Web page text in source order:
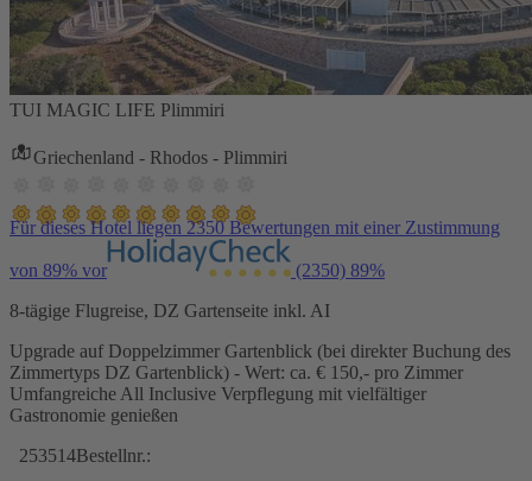
TUI MAGIC LIFE Plimmiri
Griechenland - Rhodos - Plimmiri
Für dieses Hotel liegen 2350 Bewertungen mit einer Zustimmung
von 89% vor (2350) 89%
8-tägige Flugreise, DZ Gartenseite inkl. AI
Upgrade auf Doppelzimmer Gartenblick (bei direkter Buchung des
Zimmertyps DZ Gartenblick) - Wert: ca. € 150,- pro Zimmer
Umfangreiche All Inclusive Verpflegung mit vielfältiger
Gastronomie genießen
253514Bestellnr.: